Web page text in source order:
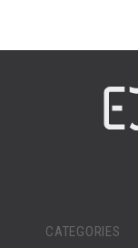
CATEGORIES